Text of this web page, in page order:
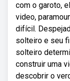
com o garoto,
video,
difícil.
solteiro e seu
solteiro
construir uma
descobrir o